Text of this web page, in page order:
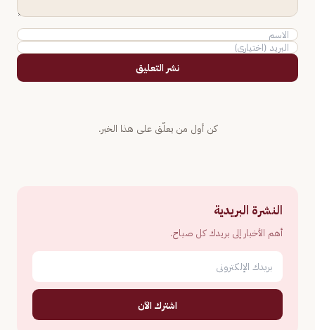
نشر التعليق
كن أول من يعلّق على هذا الخبر.
النشرة البريدية
أهم الأخبار إلى بريدك كل صباح.
اشترك الآن